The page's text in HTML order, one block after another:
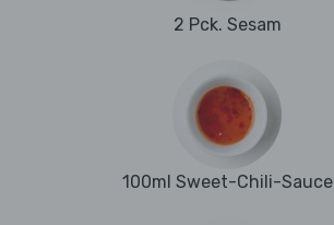
2 Pck. Sesam
100ml Sweet-Chili-Sauce